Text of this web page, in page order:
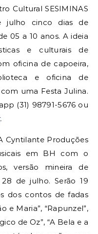
Cultural SESIMINAS
julho cinco dias de
05 a 10 anos. A ideia
e culturais de
oficina de capoeira,
e oficina de
uma Festa Julina.
(31) 98791-5676 ou
.
Cyntilante Produções
em BH com o
versão mineira de
de julho. Serão 19
dos contos de fadas
e Maria”, “Rapunzel”,
de Oz”, “A Bela e a